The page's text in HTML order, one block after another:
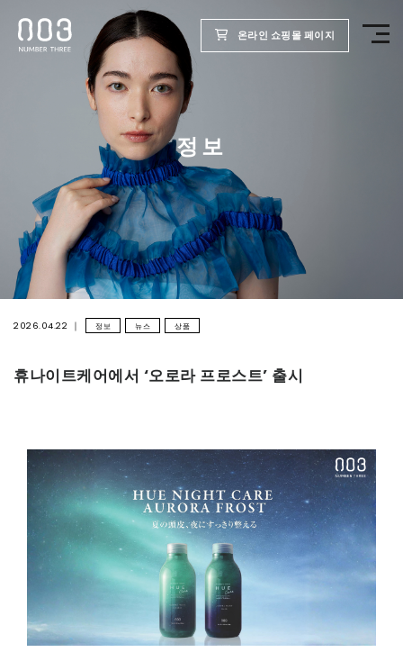
온라인 쇼핑몰 페이지
정보
2026.04.22 정보 뉴스 상품
휴나이트케어에서 ‘오로라 프로스트’ 출시
TOP
제품
웰빙 리포트
미용실용
회사
채용